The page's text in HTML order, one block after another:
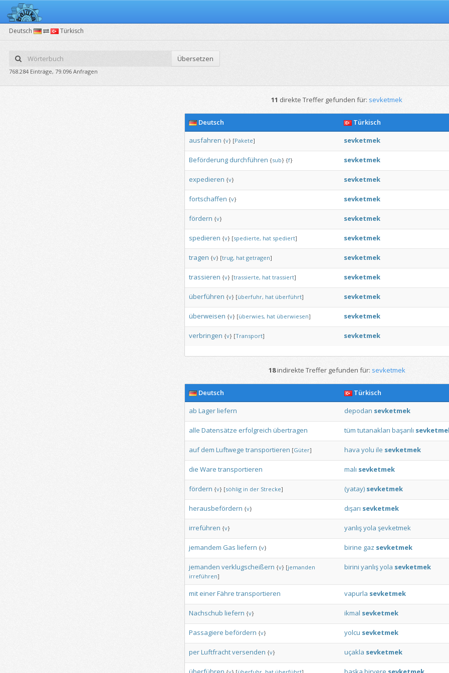
Deutsch Türkisch
Übersetzen
768.284 Einträge, 79.096 Anfragen
11 direkte Treffer gefunden für: sevketmek
Deutsch
Türkisch
ausfahren {v} [Pakete] sevketmek
Beförderung durchführen {sub} {f} sevketmek
expedieren {v} sevketmek
fortschaffen {v} sevketmek
fördern {v} sevketmek
spedieren {v} [spedierte, hat spediert] sevketmek
tragen {v} [trug, hat getragen] sevketmek
trassieren {v} [trassierte, hat trassiert] sevketmek
überführen {v} [überfuhr, hat überführt] sevketmek
überweisen {v} [überwies, hat überwiesen] sevketmek
verbringen {v} [Transport] sevketmek
18indirekte Treffer gefunden für: sevketmek
Deutsch
Türkisch
ab Lagerliefern depodan sevketmek
alle Datensätze erfolgreich übertragen tüm tutanakları başarılı
auf dem Luftwege transportieren [Güter] hava yolu ile sevketmek
die Ware transportieren malı sevketmek
fördern {v} [söhlig in der Strecke] (yatay) sevketmek
herausbefördern {v} dışarı sevketmek
irreführen {v} yanlışyola şevketmek
jemandem Gas liefern {v} birine gaz sevketmek
jemanden verklugscheißern {v} [jemanden
irreführen]
birini yanlışyola sevketmek
mit einerFähre transportieren vapurla sevketmek
Nachschub liefern {v} ikmal sevketmek
Passagiere befördern {v} yolcu sevketmek
perLuftfrachtversenden {v} uçakla sevketmek